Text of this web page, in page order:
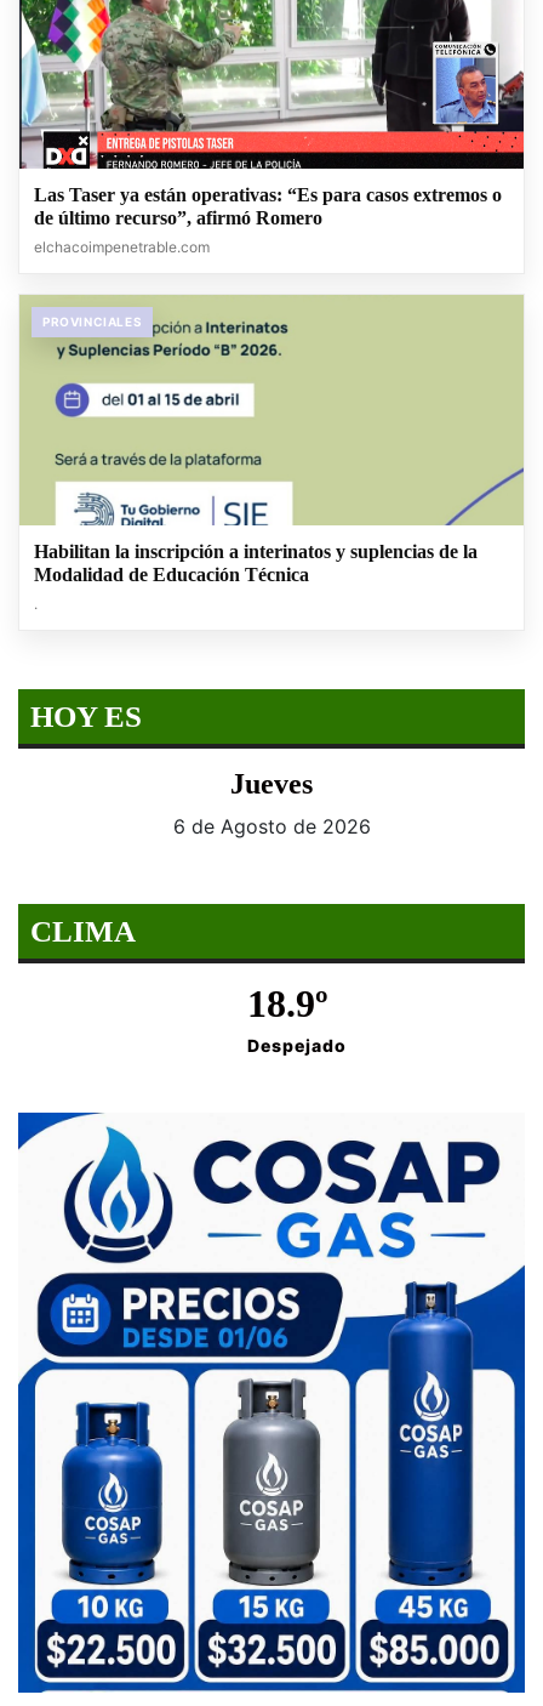
Las Taser ya están operativas: “Es para casos extremos o
de último recurso”, afirmó Romero
elchacoimpenetrable.com
PROVINCIALES
Habilitan la inscripción a interinatos y suplencias de la
Modalidad de Educación Técnica
.
HOY ES
Jueves
6 de Agosto de 2026
CLIMA
18.9º
Despejado